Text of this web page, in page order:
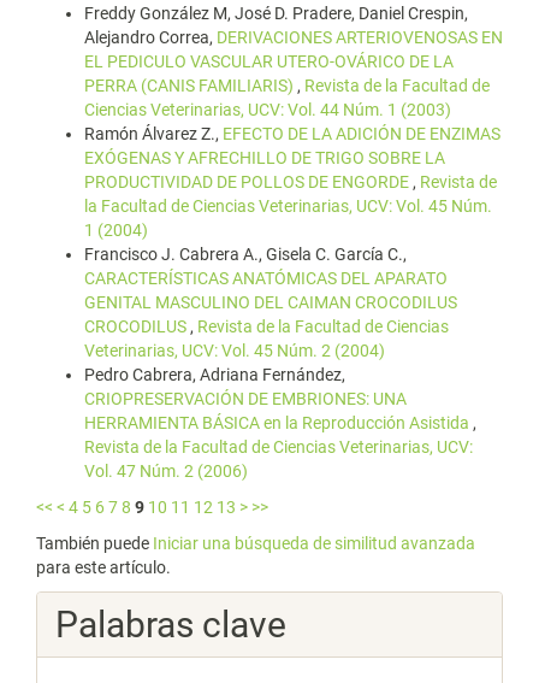
Freddy González M, José D. Pradere, Daniel Crespin,
Alejandro Correa, DERIVACIONES ARTERIOVENOSAS EN
EL PEDICULO VASCULAR UTERO-OVÁRICO DE LA
PERRA (CANIS FAMILIARIS) , Revista de la Facultad de
Ciencias Veterinarias, UCV: Vol. 44 Núm. 1 (2003)
Ramón Álvarez Z., EFECTO DE LA ADICIÓN DE ENZIMAS
EXÓGENAS Y AFRECHILLO DE TRIGO SOBRE LA
PRODUCTIVIDAD DE POLLOS DE ENGORDE , Revista de
la Facultad de Ciencias Veterinarias, UCV: Vol. 45 Núm.
1 (2004)
Francisco J. Cabrera A., Gisela C. García C.,
CARACTERÍSTICAS ANATÓMICAS DEL APARATO
GENITAL MASCULINO DEL CAIMAN CROCODILUS
CROCODILUS , Revista de la Facultad de Ciencias
Veterinarias, UCV: Vol. 45 Núm. 2 (2004)
Pedro Cabrera, Adriana Fernández,
CRIOPRESERVACIÓN DE EMBRIONES: UNA
HERRAMIENTA BÁSICA en la Reproducción Asistida ,
Revista de la Facultad de Ciencias Veterinarias, UCV:
Vol. 47 Núm. 2 (2006)
<< < 4 5 678 9 10 11 12 13 > >>
También puede Iniciar una búsqueda de similitud avanzada
para este artículo.
Palabras clave